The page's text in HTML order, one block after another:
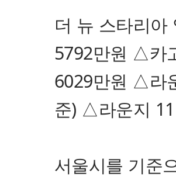
더 뉴 스타리
5792만원 △카
6029만원 △라
준) △라운지
서울시를 기준